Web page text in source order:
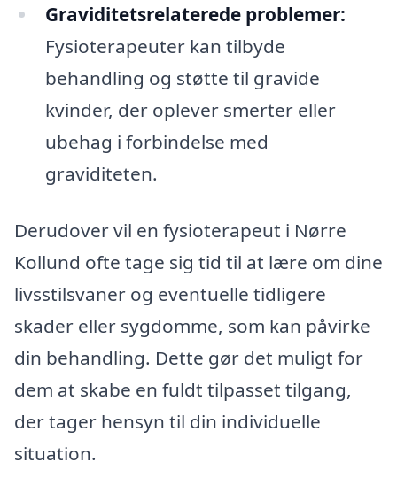
Graviditetsrelaterede problemer:
Fysioterapeuter kan tilbyde
behandling og støtte til gravide
kvinder, der oplever smerter eller
ubehag i forbindelse med
graviditeten.
Derudover vil en fysioterapeut i Nørre
Kollund ofte tage sig tid til at lære om dine
livsstilsvaner og eventuelle tidligere
skader eller sygdomme, som kan påvirke
din behandling. Dette gør det muligt for
dem at skabe en fuldt tilpasset tilgang,
der tager hensyn til din individuelle
situation.